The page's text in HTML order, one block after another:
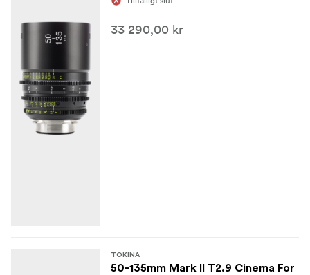
33 290,00 kr
TOKINA
50-135mm Mark II T2.9 Cinema For